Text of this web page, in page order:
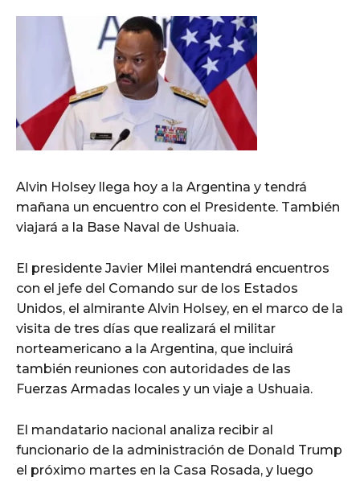
Alvin Holsey llega hoy a la Argentina y tendrá
mañana un encuentro con el Presidente. También
viajará a la Base Naval de Ushuaia.
El presidente Javier Milei mantendrá encuentros
con el jefe del Comando sur de los Estados
Unidos, el almirante Alvin Holsey, en el marco de la
visita de tres días que realizará el militar
norteamericano a la Argentina, que incluirá
también reuniones con autoridades de las
Fuerzas Armadas locales y un viaje a Ushuaia.
El mandatario nacional analiza recibir al
funcionario de la administración de Donald Trump
el próximo martes en la Casa Rosada, y luego